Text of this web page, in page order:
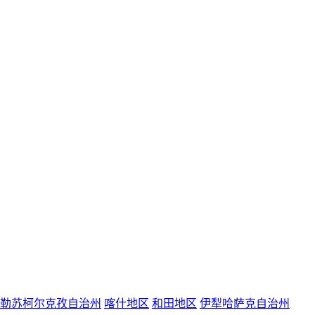
苏柯尔克孜自治州 喀什地区 和田地区 伊犁哈萨克自治州